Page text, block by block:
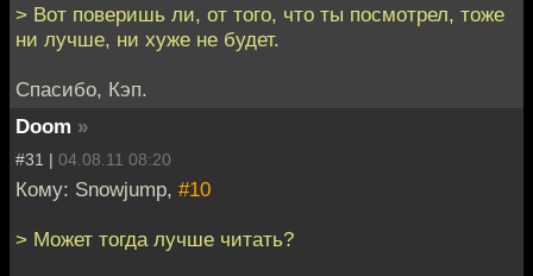
> Вот поверишь ли, от того, что ты посмотрел, тоже
ни лучше, ни хуже не будет.
Спасибо, Кэп.
Doom »
#31 | 04.08.11 08:20
Кому: Snowjump, #10
> Может тогда лучше читать?